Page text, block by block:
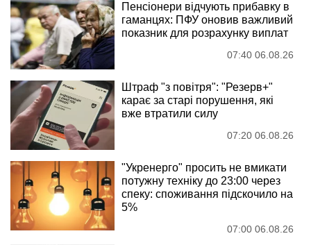
Пенсіонери відчують прибавку в
гаманцях: ПФУ оновив важливий
показник для розрахунку виплат
07:40 06.08.26
Штраф "з повітря": "Резерв+"
карає за старі порушення, які
вже втратили силу
07:20 06.08.26
"Укренерго" просить не вмикати
потужну техніку до 23:00 через
спеку: споживання підскочило на
5%
07:00 06.08.26